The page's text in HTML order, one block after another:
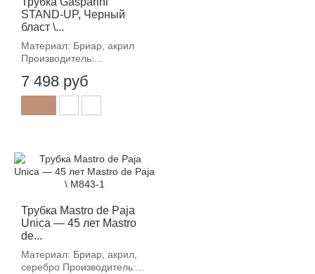
STAND-UP, Черный
бласт \...
Материал: Бриар, акрил
Производитель:...
7 498 руб
Трубка Mastro de Paja
Unica — 45 лет Mastro
de...
Материал: Бриар, акрил,
серебро Производитель:...